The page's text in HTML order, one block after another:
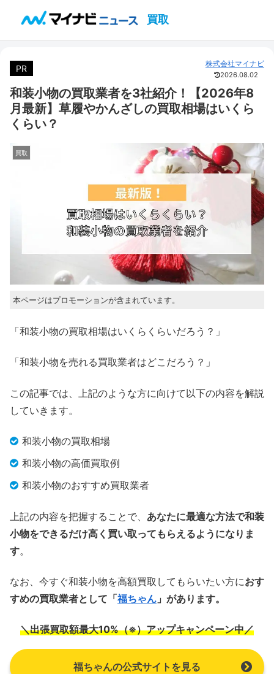
買取
PR 株式会社マイナビ
2026.08.02
和装小物の買取業者を3社紹介！【2026年8
月最新】草履やかんざしの買取相場はいくら
くらい？
買取
本ページはプロモーションが含まれています。
「和装小物の買取相場はいくらくらいだろう？」
「和装小物を売れる買取業者はどこだろう？」
この記事では、上記のような方に向けて以下の内容を解説
していきます。
和装小物の買取相場
和装小物の高価買取例
和装小物のおすすめ買取業者
上記の内容を把握することで、 あなたに最適な方法で和装
小物をできるだけ高く買い取ってもらえるようになりま
す。
なお、今すぐ和装小物を高額買取してもらいたい方におす
すめの買取業者として「福ちゃん 」があります。
＼出張買取額最大10%（※）アップキャンペーン中／
福ちゃんの公式サイトを見る